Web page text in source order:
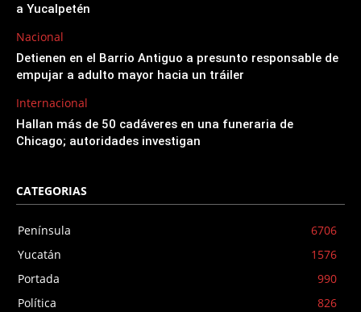
a Yucalpetén
Nacional
Detienen en el Barrio Antiguo a presunto responsable de
empujar a adulto mayor hacia un tráiler
Internacional
Hallan más de 50 cadáveres en una funeraria de
Chicago; autoridades investigan
CATEGORIAS
Península
6706
Yucatán
1576
Portada
990
Política
826